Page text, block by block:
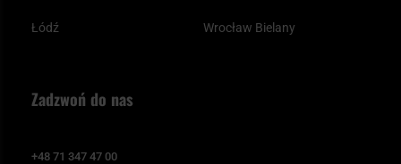
Łódź Wrocław Bielany
Zadzwoń do nas
+48 71 347 47 00